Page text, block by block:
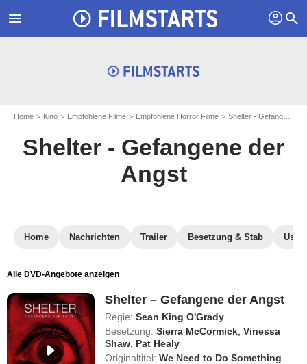
menu profil search
Home Kino Empfohlene Filme Empfohlene Horror Filme Shelter - Gefangene der Angst
Shelter - Gefangene der
Angst
Home Nachrichten Trailer Besetzung & Stab
Alle DVD-Angebote anzeigen
Shelter – Gefangene der Angst
Regie: Sean King O'Grady
Besetzung: Sierra McCormick ,Vinessa
Shaw Pat Healy
Originaltitel:We Need to Do Something